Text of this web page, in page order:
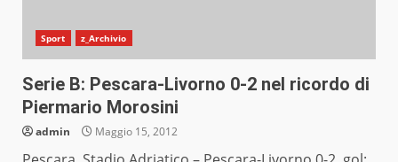
Sport z_Archivio
Serie B: Pescara-Livorno 0-2 nel ricordo di
Piermario Morosini
admin Maggio 15, 2012